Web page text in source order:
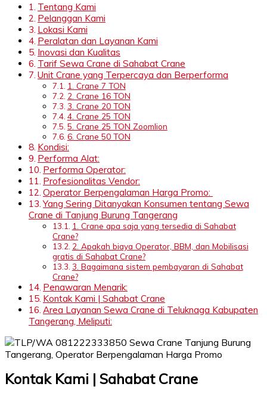
Tentang Kami
Pelanggan Kami
Lokasi Kami
Peralatan dan Layanan Kami
Inovasi dan Kualitas
Tarif Sewa Crane di Sahabat Crane
Unit Crane yang Terpercaya dan Berperforma
1. Crane 7 TON
2. Crane 16 TON
3. Crane 20 TON
4. Crane 25 TON
5. Crane 25 TON Zoomlion
6. Crane 50 TON
Kondisi:
Performa Alat:
Performa Operator:
Profesionalitas Vendor:
Operator Berpengalaman Harga Promo:
Yang Sering Ditanyakan Konsumen tentang Sewa
Crane di Tanjung Burung Tangerang
1. Crane apa saja yang tersedia di Sahabat
Crane?
2. Apakah biaya Operator, BBM, dan Mobilisasi
gratis di Sahabat Crane?
3. Bagaimana sistem pembayaran di Sahabat
Crane?
Penawaran Menarik:
Kontak Kami | Sahabat Crane
Area Layanan Sewa Crane di Teluknaga Kabupaten
Tangerang, Meliputi:
Kontak Kami | Sahabat Crane